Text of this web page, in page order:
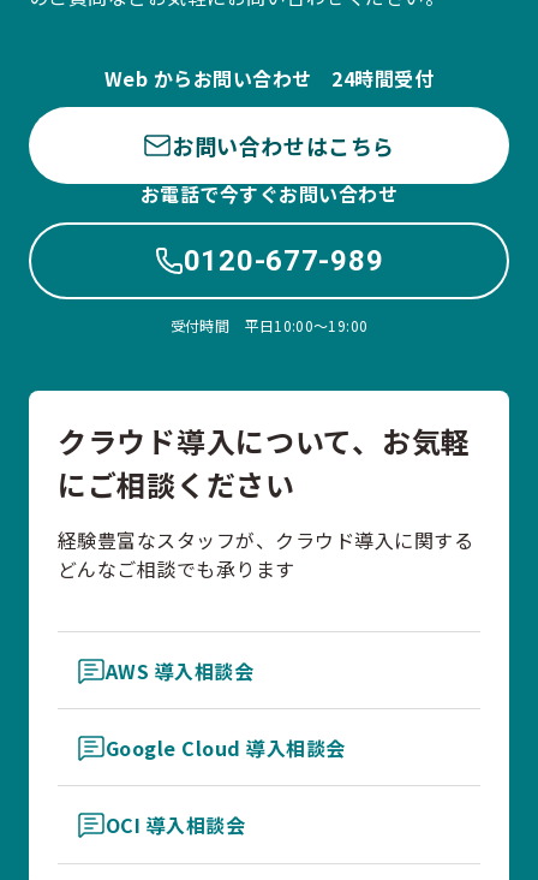
Web からお問い合わせ 24時間受付
お問い合わせはこちら
お電話で今すぐお問い合わせ
0120-677-989
受付時間 平日10:00〜19:00
クラウド導入について、お気軽
にご相談ください
経験豊富なスタッフが、クラウド導入に関する
どんなご相談でも承ります
AWS 導入相談会
Google Cloud 導入相談会
OCI 導入相談会